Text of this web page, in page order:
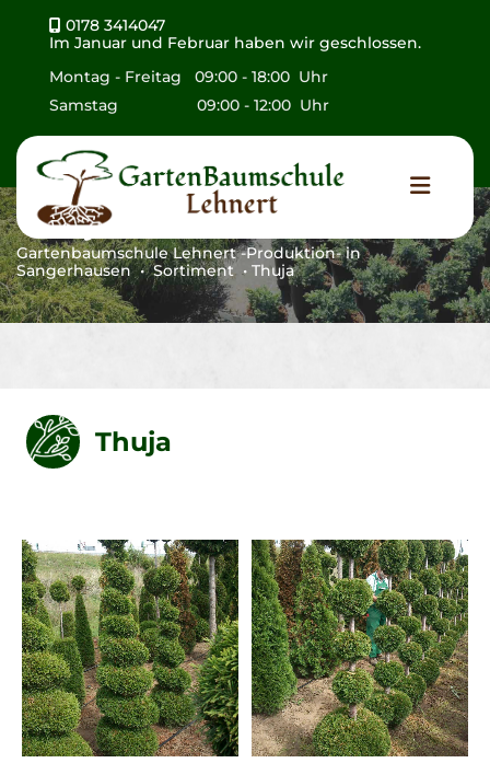
Zum Inhalt springen
 0178 3414047
Im Januar und Februar haben wir geschlossen.
Montag - Freitag 09:00 - 18:00 Uhr
Samstag 09:00 - 12:00 Uhr
Thuja
Gartenbaumschule Lehnert -Produktion- in
Sangerhausen • Sortiment • Thuja
Thuja